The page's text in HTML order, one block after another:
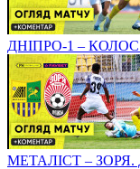
ДНІПРО-1 – КОЛОС.
МЕТАЛІСТ – ЗОРЯ.